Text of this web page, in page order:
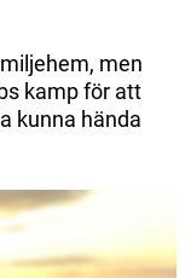
men
kamp för att
kunna hända